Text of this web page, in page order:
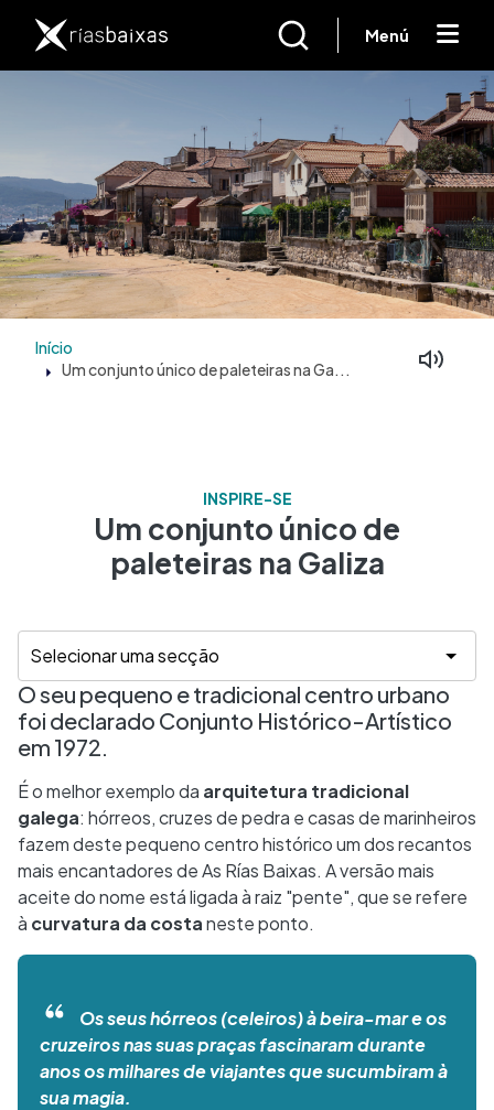
Menú
Início
Um conjunto único de paleteiras na Ga...
INSPIRE-SE
Um conjunto único de
paleteiras na Galiza
O seu pequeno e tradicional centro urbano
foi declarado Conjunto Histórico-Artístico
em 1972.
É o melhor exemplo da arquitetura tradicional
galega: hórreos, cruzes de pedra e casas de marinheiros
fazem deste pequeno centro histórico um dos recantos
mais encantadores de As Rías Baixas. A versão mais
aceite do nome está ligada à raiz "pente", que se refere
à curvatura da costaneste ponto.
Os seus hórreos (celeiros) à beira-mar e os
cruzeiros nas suas praças fascinaram durante
anos os milhares de viajantes que sucumbiram à
sua magia.